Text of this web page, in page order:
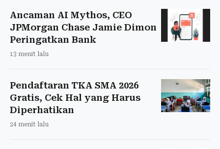
Ancaman AI Mythos, CEO
JPMorgan Chase Jamie Dimon
Peringatkan Bank
13 menit lalu
Pendaftaran TKA SMA 2026
Gratis, Cek Hal yang Harus
Diperhatikan
24 menit lalu